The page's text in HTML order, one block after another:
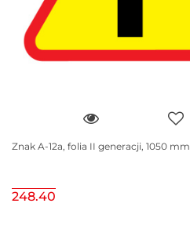
Znak A-12a, folia II generacji, 1050 mm
248.40